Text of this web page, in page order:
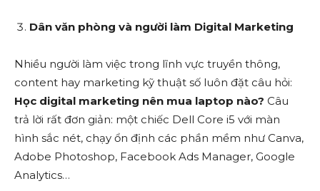
Dân văn phòng và người làm Digital Marketing
Nhiều người làm việc trong lĩnh vực truyền thông,
content hay marketing kỹ thuật số luôn đặt câu hỏi:
Học digital marketing nên mua laptop nào? Câu
trả lời rất đơn giản: một chiếc Dell Core i5 với màn
hình sắc nét, chạy ổn định các phần mềm như Canva,
Adobe Photoshop, Facebook Ads Manager, Google
Analytics…